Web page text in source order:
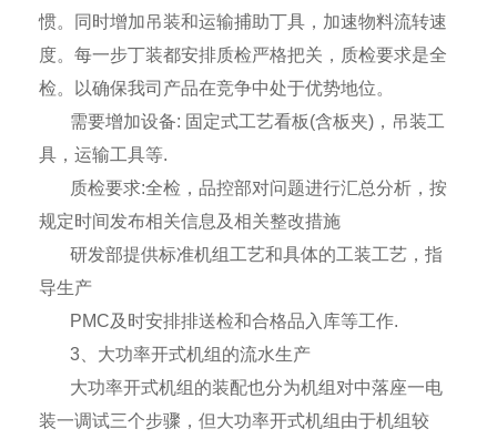
惯。同时增加吊装和运输捕助丁具，加速物料流转速
度。每一步丁装都安排质检严格把关，质检要求是全
检。以确保我司产品在竞争中处于优势地位。
需要增加设备: 固定式工艺看板(含板夹) ，吊装工
具，运输工具等.
质检要求:全检，品控部对问题进行汇总分析，按
规定时间发布相关信息及相关整改措施
研发部提供标准机组工艺和具体的工装工艺，指
导生产
PMC及时安排排送检和合格品入库等工作.
3 、大功率开式机组的流水生产
大功率开式机组的装配也分为机组对中落座一电
装一调试三个步骤，但大功率开式机组由于机组较